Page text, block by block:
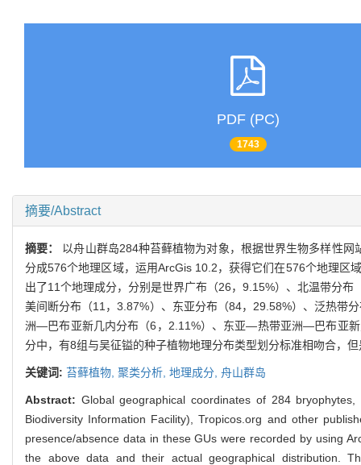
PDF (PC)
1743
摘要/Abstract
摘要： 以舟山群岛284种苔藓植物为对象，根据世界生物多样性
分成576个地理区域，运用ArcGis 10.2，获得它们在576个地理区
出了11个地理成分，分别是世界广布（26，9.15%）、北温带分
美间断分布（11，3.87%）、东亚分布（84，29.58%）、泛热
洲—巴布亚新几内分布（6，2.11%）、东亚—热带亚洲—巴布亚
分中，有8组与吴征镒的种子植物地理分布类型划分标准相吻合，
关键词: 苔藓植物, 聚类分析, 地理成分, 舟山群岛
Abstract: Global geographical coordinates of 284
Biodiversity Information Facility), Tropicos.org and other
presence/absence data in these GUs were recorded by using
the above data and their actual geographical distribution.